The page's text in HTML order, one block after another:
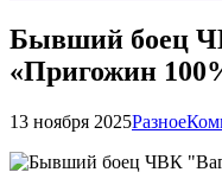
Бывший боец
«Пригожин
13 ноября 2025Разное